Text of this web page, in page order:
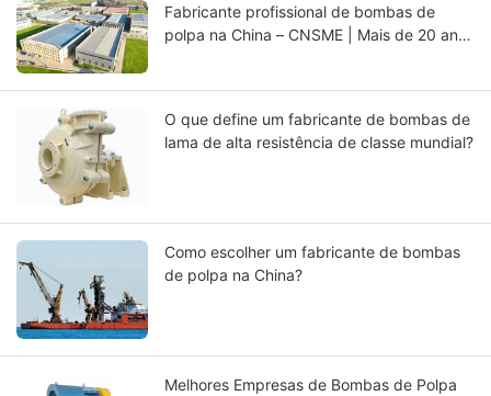
Fabricante profissional de bombas de
polpa na China – CNSME | Mais de 20 anos
O que define um fabricante de bombas de
lama de alta resistência de classe mundial?
Como escolher um fabricante de bombas
de polpa na China?
Melhores Empresas de Bombas de Polpa